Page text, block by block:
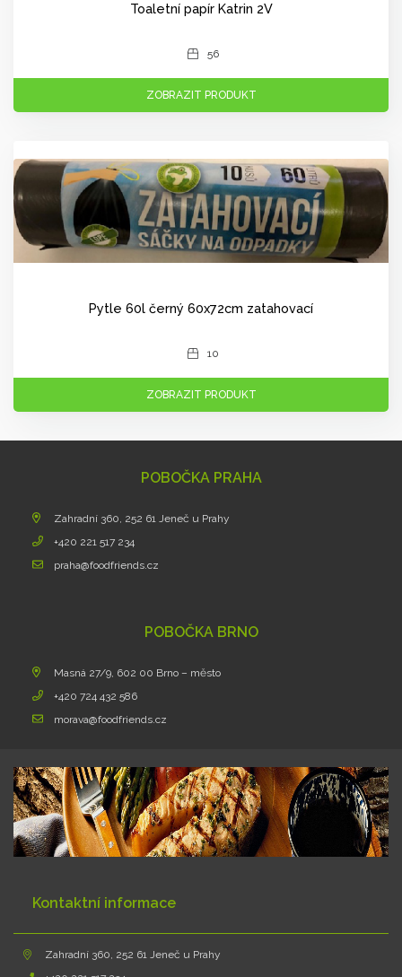
Toaletní papír Katrin 2V
56
ZOBRAZIT PRODUKT
Pytle 60l černý 60x72cm zatahovací
10
ZOBRAZIT PRODUKT
POBOČKA PRAHA
Zahradní 360, 252 61 Jeneč u Prahy
+420 221 517 234
praha@foodfriends.cz
POBOČKA BRNO
Masná 27/9, 602 00 Brno – město
+420 724 432 586
morava@foodfriends.cz
Kontaktní informace
Zahradní 360, 252 61 Jeneč u Prahy